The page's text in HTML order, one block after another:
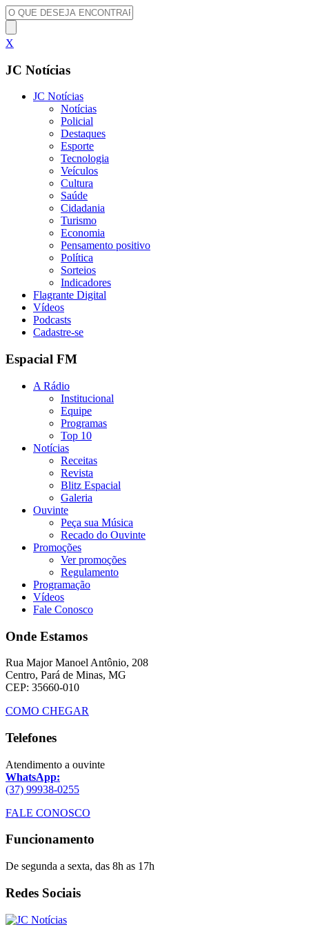
X
JC Notícias
JC Notícias
Notícias
Policial
Destaques
Esporte
Tecnologia
Veículos
Cultura
Saúde
Cidadania
Turismo
Economia
Pensamento positivo
Política
Sorteios
Indicadores
Flagrante Digital
Vídeos
Podcasts
Cadastre-se
Espacial FM
A Rádio
Institucional
Equipe
Programas
Top 10
Notícias
Receitas
Revista
Blitz Espacial
Galeria
Ouvinte
Peça sua Música
Recado do Ouvinte
Promoções
Ver promoções
Regulamento
Programação
Vídeos
Fale Conosco
Onde Estamos
Rua Major Manoel Antônio, 208
Centro, Pará de Minas, MG
CEP: 35660-010
COMO CHEGAR
Telefones
Atendimento a ouvinte
WhatsApp:
(37) 99938-0255
FALE CONOSCO
Funcionamento
De segunda a sexta, das 8h as 17h
Redes Sociais